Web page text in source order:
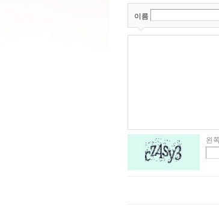
이름
왼